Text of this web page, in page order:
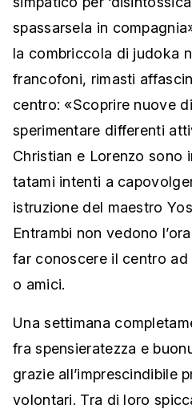
spassarsela in
la combriccola di judoka
francofoni, rimasti
centro: «Scoprire nuove
sperimentare differenti
Christian e Lorenzo sono
tatami intenti a
istruzione del maestro
Entrambi non vedono
far conoscere il centro
o amici.
Una settimana
fra spensieratezza e
grazie all’imprescindibile
volontari. Tra di loro